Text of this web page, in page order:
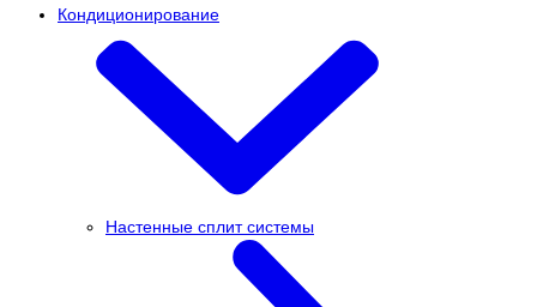
Кондиционирование
Настенные сплит системы